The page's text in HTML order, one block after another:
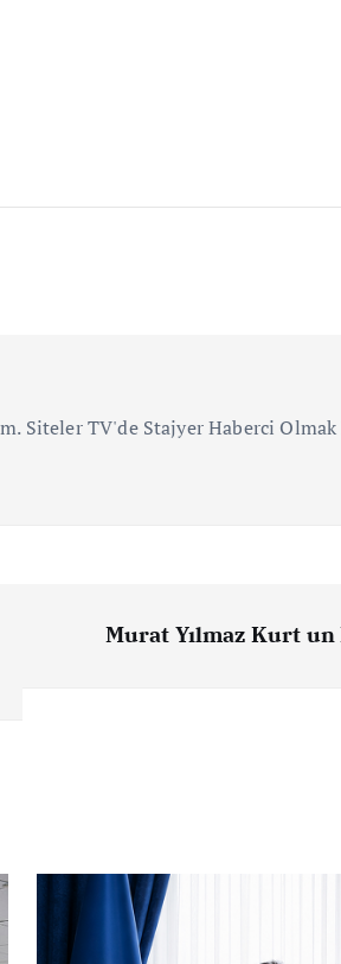
Siteler TV'de Stajyer Haberci
Murat Yılmaz Kurt